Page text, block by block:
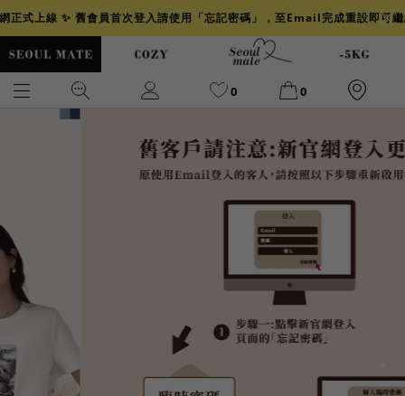
正式上線 ✨ 舊會員首次登入請使用「忘記密碼」，至Email完成重設即可
0 0
牛仔
冰感
涼感